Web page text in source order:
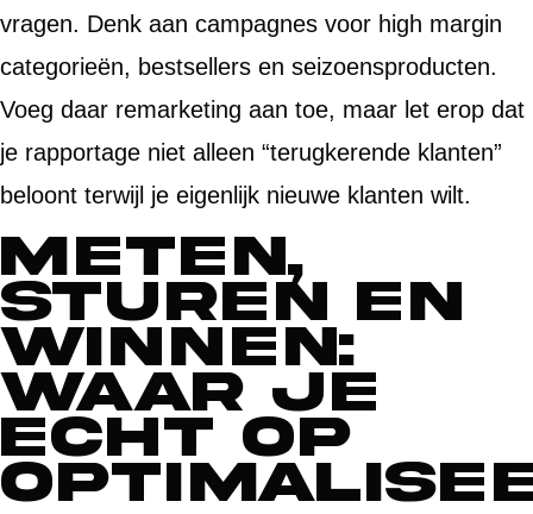
vragen. Denk aan campagnes voor high margin
categorieën, bestsellers en seizoensproducten.
Voeg daar remarketing aan toe, maar let erop dat
je rapportage niet alleen “terugkerende klanten”
beloont terwijl je eigenlijk nieuwe klanten wilt.
Meten,
sturen en
winnen:
waar je
echt op